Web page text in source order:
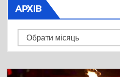
АРХІВ
Архів